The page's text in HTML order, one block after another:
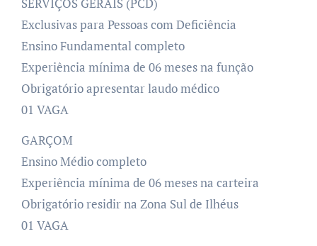
Exclusivas para Pessoas com Deficiência
Ensino Fundamental completo
Experiência mínima de 06 meses na função
Obrigatório apresentar laudo médico
01 VAGA
GARÇOM
Ensino Médio completo
Experiência mínima de 06 meses na carteira
Obrigatório residir na Zona Sul de Ilhéus
01 VAGA